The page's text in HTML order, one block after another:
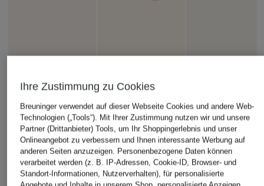
VOGUE
Sonnenbrille
VO5564S
PRADA
Sonnenbrille PR 22ZS
RALPH
Sonnenbrille
Ihre Zustimmung zu Cookies
Breuninger verwendet auf dieser Webseite Cookies und andere Web-
Technologien („Tools“). Mit Ihrer Zustimmung nutzen wir und unsere
Partner (Drittanbieter) Tools, um Ihr Shoppingerlebnis und unser
Onlineangebot zu verbessern und Ihnen interessante Werbung auf
anderen Seiten anzuzeigen. Personenbezogene Daten können
verarbeitet werden (z. B. IP-Adressen, Cookie-ID, Browser- und
Standort-Informationen, Nutzerverhalten), für personalisierte